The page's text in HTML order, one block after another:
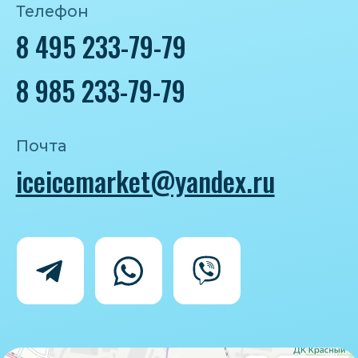
Политика конфиденциальности
Согласие на обработку персональных
данных